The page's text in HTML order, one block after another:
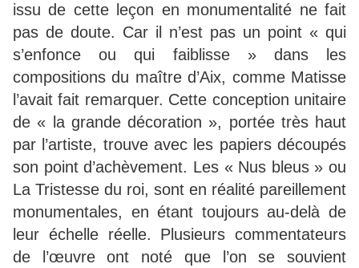
issu de cette leçon en monumentalité ne fait
pas de doute. Car il n’est pas un point « qui
s’enfonce ou qui faiblisse » dans les
compositions du maître d’Aix, comme Matisse
l’avait fait remarquer. Cette conception unitaire
de « la grande décoration », portée très haut
par l’artiste, trouve avec les papiers découpés
son point d’achèvement. Les « Nus bleus » ou
La Tristesse du roi, sont en réalité pareillement
monumentales, en étant toujours au-delà de
leur échelle réelle. Plusieurs commentateurs
de l’œuvre ont noté que l’on se souvient